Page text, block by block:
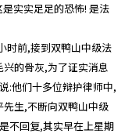
实实足足的恐怖! 是法
时前,接到双鸭山中级法
的骨灰,为了证实消息
:他们十多位辩护律师中,
生,不断向双鸭山中级
不回复,其实早在上星期